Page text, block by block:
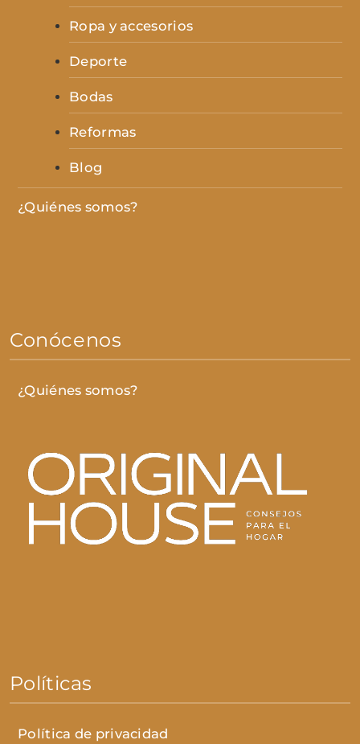
Ropa y accesorios
Deporte
Bodas
Reformas
Blog
¿Quiénes somos?
Conócenos
¿Quiénes somos?
Políticas
Política de privacidad